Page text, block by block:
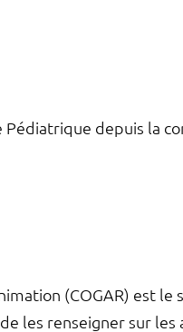
depuis la
(COGAR) est le
les renseigner sur les